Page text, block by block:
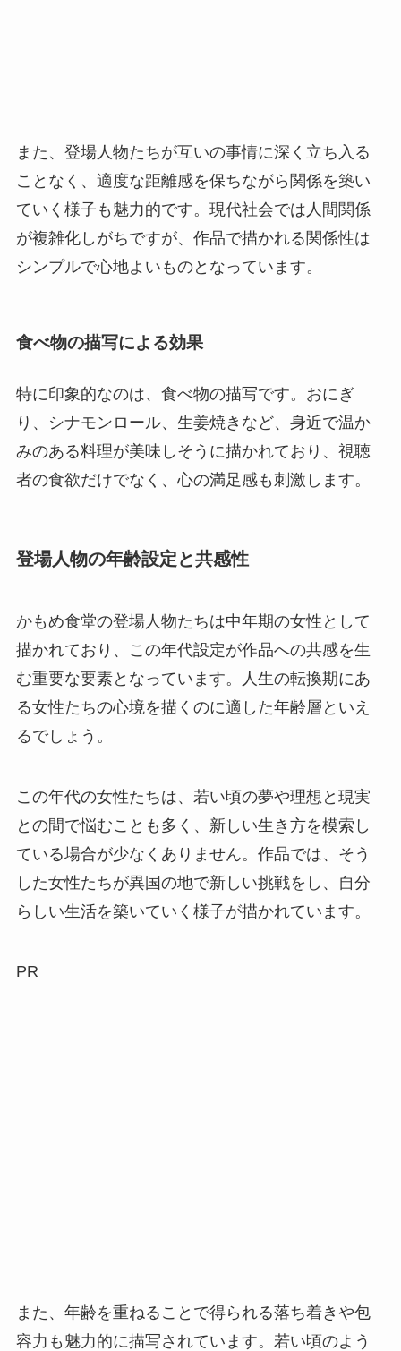
また、登場人物たちが互いの事情に深く立ち入る
ことなく、適度な距離感を保ちながら関係を築い
ていく様子も魅力的です。現代社会では人間関係
が複雑化しがちですが、作品で描かれる関係性は
シンプルで心地よいものとなっています。
食べ物の描写による効果
特に印象的なのは、食べ物の描写です。おにぎ
り、シナモンロール、生姜焼きなど、身近で温か
みのある料理が美味しそうに描かれており、視聴
者の食欲だけでなく、心の満足感も刺激します。
登場人物の年齢設定と共感性
かもめ食堂の登場人物たちは中年期の女性として
描かれており、この年代設定が作品への共感を生
む重要な要素となっています。人生の転換期にあ
る女性たちの心境を描くのに適した年齢層といえ
るでしょう。
この年代の女性たちは、若い頃の夢や理想と現実
との間で悩むことも多く、新しい生き方を模索し
ている場合が少なくありません。作品では、そう
した女性たちが異国の地で新しい挑戦をし、自分
らしい生活を築いていく様子が描かれています。
PR
また、年齢を重ねることで得られる落ち着きや包
容力も魅力的に描写されています。若い頃のよう